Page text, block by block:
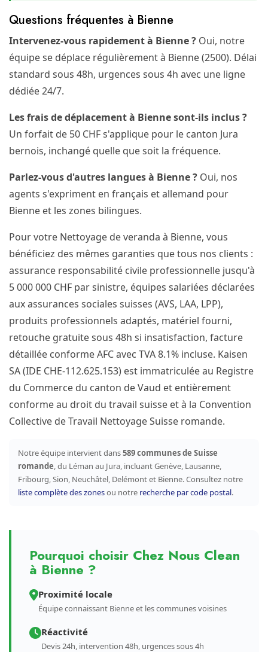
Questions fréquentes à Bienne
Intervenez-vous rapidement à Bienne ? Oui, notre
équipe se déplace régulièrement à Bienne (2500). Délai
standard sous 48h, urgences sous 4h avec une ligne
dédiée 24/7.
Les frais de déplacement à Bienne sont-ils inclus ?
Un forfait de 50 CHF s'applique pour le canton Jura
bernois, inchangé quelle que soit la fréquence.
Parlez-vous d'autres langues à Bienne ? Oui, nos
agents s'expriment en français et allemand pour
Bienne et les zones bilingues.
Pour votre Nettoyage de veranda à Bienne, vous
bénéficiez des mêmes garanties que tous nos clients :
assurance responsabilité civile professionnelle jusqu'à
5 000 000 CHF par sinistre, équipes salariées déclarées
aux assurances sociales suisses (AVS, LAA, LPP),
produits professionnels adaptés, matériel fourni,
retouche gratuite sous 48h si insatisfaction, facture
détaillée conforme AFC avec TVA 8.1% incluse. Kaisen
SA (IDE CHE-112.625.153) est immatriculée au Registre
du Commerce du canton de Vaud et entièrement
conforme au droit du travail suisse et à la Convention
Collective de Travail Nettoyage Suisse romande.
Notre équipe intervient dans589 communes de Suisse
romande, du Léman au Jura, incluant Genève, Lausanne,
Fribourg, Sion, Neuchâtel, Delémont et Bienne. Consultez notre
liste complète des zonesou notre recherche par code postal.
Pourquoi choisir Chez Nous Clean
à Bienne ?
Proximité locale
Équipe connaissant Bienne et les communes voisines
Réactivité
Devis 24h, intervention 48h, urgences sous 4h